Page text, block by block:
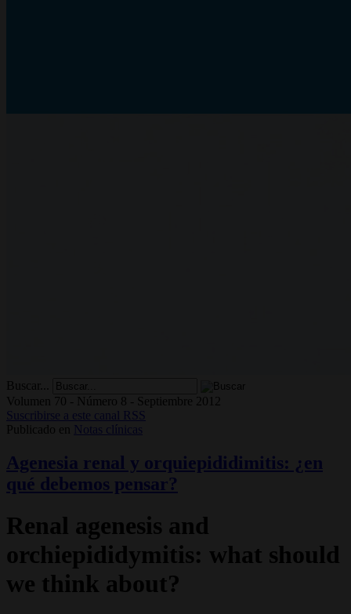
Buscar...
Volumen 70 - Número 8 - Septiembre 2012
Suscribirse a este canal RSS
Publicado en
Notas clínicas
Agenesia renal y orquiepididimitis: ¿en
qué debemos pensar?
Renal agenesis and
orchiepididymitis: what should
we think about?